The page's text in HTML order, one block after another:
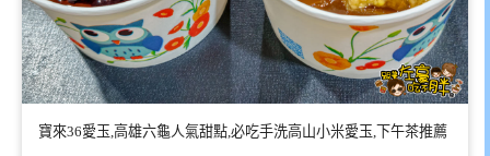
寶來36愛玉,高雄六龜人氣甜點,必吃手洗高山小米愛玉,下午茶推薦